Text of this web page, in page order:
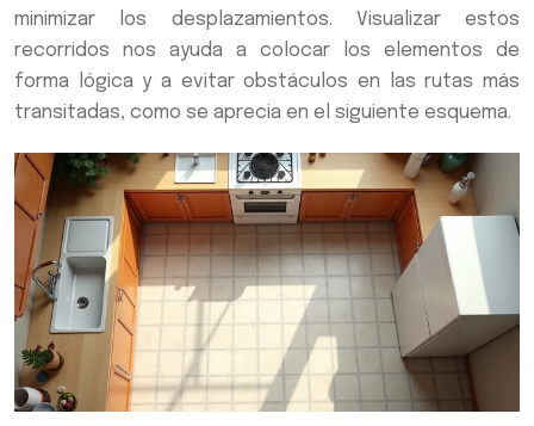
minimizar los desplazamientos. Visualizar estos
recorridos nos ayuda a colocar los elementos de
forma lógica y a evitar obstáculos en las rutas más
transitadas, como se aprecia en el siguiente esquema.